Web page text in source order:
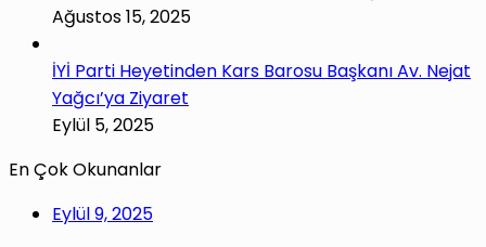
Ağustos 15, 2025
İYİ Parti Heyetinden Kars Barosu Başkanı Av. Nejat
Yağcı’ya Ziyaret
Eylül 5, 2025
En Çok Okunanlar
Eylül 9, 2025